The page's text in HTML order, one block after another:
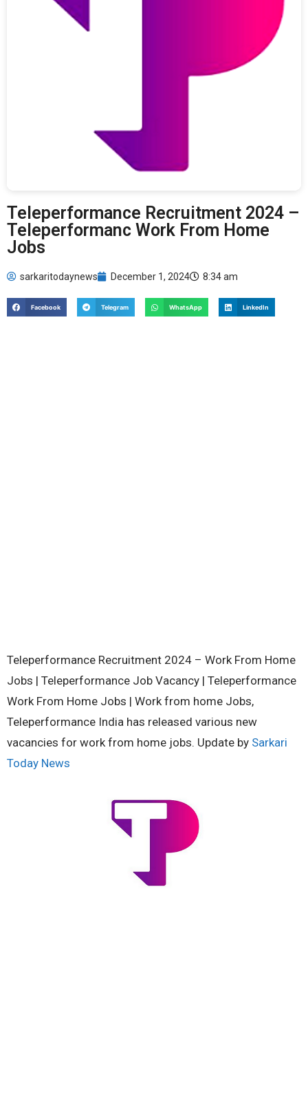
Teleperformance Recruitment 2024 –
Teleperformanc Work From Home
Jobs
sarkaritodaynews December 1, 2024 8:34 am
Facebook Telegram WhatsApp LinkedIn
Teleperformance Recruitment 2024 – Work From Home
Jobs | Teleperformance Job Vacancy | Teleperformance
Work From Home Jobs | Work from home Jobs,
Teleperformance India has released various new
vacancies for work from home jobs. Update by Sarkari
Today News